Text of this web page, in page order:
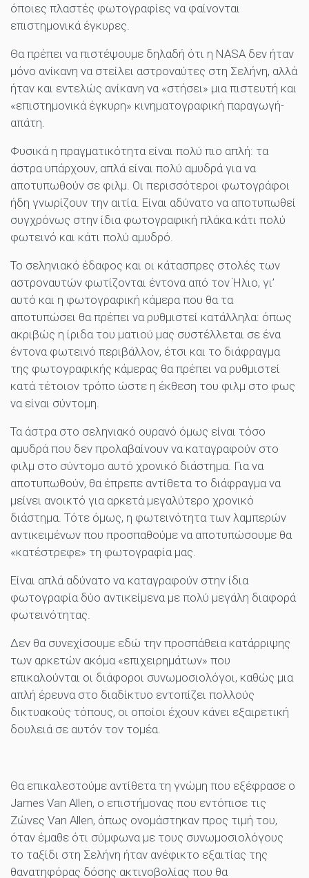
όποιες πλαστές φωτογραφίες να φαίνονται
επιστημονικά έγκυρες.
Θα πρέπει να πιστέψουμε δηλαδή ότι η NASA δεν ήταν
μόνο ανίκανη να στείλει αστροναύτες στη Σελήνη, αλλά
ήταν και εντελώς ανίκανη να «στήσει» μια πιστευτή και
«επιστημονικά έγκυρη» κινηματογραφική παραγωγή-
απάτη.
Φυσικά η πραγματικότητα είναι πολύ πιο απλή: τα
άστρα υπάρχουν, απλά είναι πολύ αμυδρά για να
αποτυπωθούν σε φιλμ. Οι περισσότεροι φωτογράφοι
ήδη γνωρίζουν την αιτία. Είναι αδύνατο να αποτυπωθεί
συγχρόνως στην ίδια φωτογραφική πλάκα κάτι πολύ
φωτεινό και κάτι πολύ αμυδρό.
Το σεληνιακό έδαφος και οι κάτασπρες στολές των
αστροναυτών φωτίζονται έντονα από τον Ήλιο, γι’
αυτό και η φωτογραφική κάμερα που θα τα
αποτυπώσει θα πρέπει να ρυθμιστεί κατάλληλα: όπως
ακριβώς η ίριδα του ματιού μας συστέλλεται σε ένα
έντονα φωτεινό περιβάλλον, έτσι και το διάφραγμα
της φωτογραφικής κάμερας θα πρέπει να ρυθμιστεί
κατά τέτοιον τρόπο ώστε η έκθεση του φιλμ στο φως
να είναι σύντομη.
Τα άστρα στο σεληνιακό ουρανό όμως είναι τόσο
αμυδρά που δεν προλαβαίνουν να καταγραφούν στο
φιλμ στο σύντομο αυτό χρονικό διάστημα. Για να
αποτυπωθούν, θα έπρεπε αντίθετα το διάφραγμα να
μείνει ανοικτό για αρκετά μεγαλύτερο χρονικό
διάστημα. Τότε όμως, η φωτεινότητα των λαμπερών
αντικειμένων που προσπαθούμε να αποτυπώσουμε θα
«κατέστρεφε» τη φωτογραφία μας.
Είναι απλά αδύνατο να καταγραφούν στην ίδια
φωτογραφία δύο αντικείμενα με πολύ μεγάλη διαφορά
φωτεινότητας.
Δεν θα συνεχίσουμε εδώ την προσπάθεια κατάρριψης
των αρκετών ακόμα «επιχειρημάτων» που
επικαλούνται οι διάφοροι συνωμοσιολόγοι, καθώς μια
απλή έρευνα στο διαδίκτυο εντοπίζει πολλούς
δικτυακούς τόπους, οι οποίοι έχουν κάνει εξαιρετική
δουλειά σε αυτόν τον τομέα.
Θα επικαλεστούμε αντίθετα τη γνώμη που εξέφρασε ο
James Van Allen, ο επιστήμονας που εντόπισε τις
Ζώνες Van Allen, όπως ονομάστηκαν προς τιμή του,
όταν έμαθε ότι σύμφωνα με τους συνωμοσιολόγους
το ταξίδι στη Σελήνη ήταν ανέφικτο εξαιτίας της
θανατηφόρας δόσης ακτινοβολίας που θα